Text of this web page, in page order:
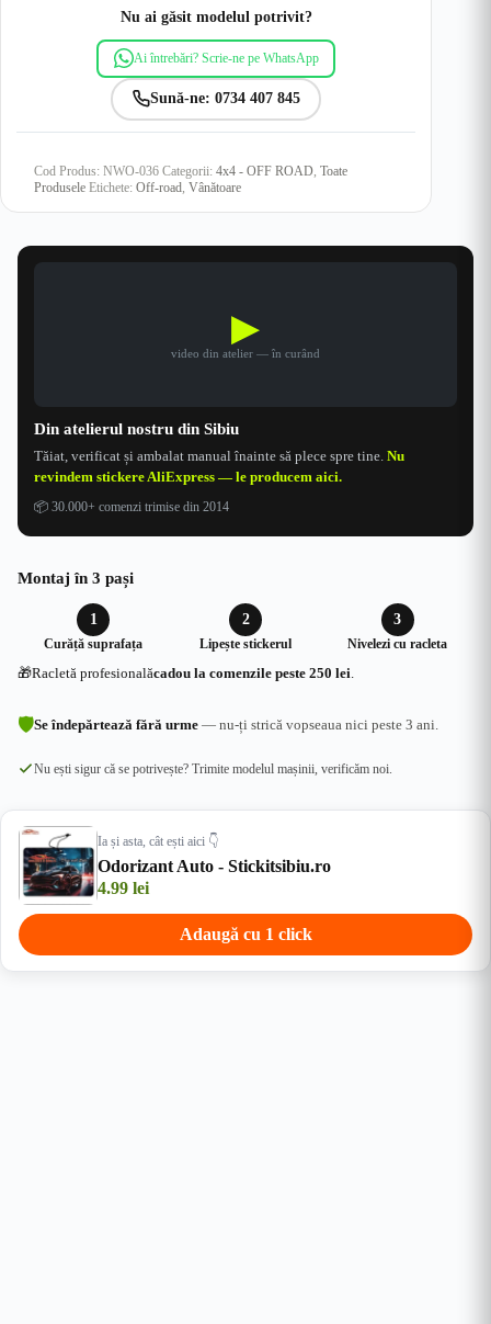
Nu ai găsit modelul potrivit?
Ai întrebări? Scrie-ne pe WhatsApp
Sună-ne: 0734 407 845
Cod Produs: NWO-036 Categorii: 4x4 - OFF ROAD, Toate
Produsele Etichete: Off-road, Vânătoare
▶
video din atelier — în curând
Din atelierul nostru din Sibiu
Tăiat, verificat și ambalat manual înainte să plece spre tine. Nu
revindem stickere AliExpress — le producem aici.
📦 30.000+ comenzi trimise din 2014
Montaj în 3 pași
1
Curăță suprafața
2
Lipește stickerul
3
Nivelezi cu racleta
🎁Racletă profesionalăcadou la comenzile peste 250 lei
🛡Se îndepărtează fără urme — nu-ți strică vopseaua nici peste 3 ani.
Nu ești sigur că se potrivește? Trimite modelul mașinii, verificăm noi.
Ia și asta, cât ești aici 👇
Odorizant Auto - Stickitsibiu.ro
4.99 lei
Adaugă cu 1 click